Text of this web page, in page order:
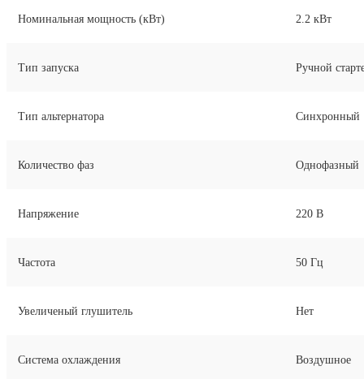
Номинальная мощность (кВт) 2.2 кВт
Тип запуска Ручной
Тип альтернатора Синхронный
Количество фаз Однофазный
Напряжение 220 В
Частота 50 Гц
Увеличеный глушитель Нет
Система охлаждения Воздушное